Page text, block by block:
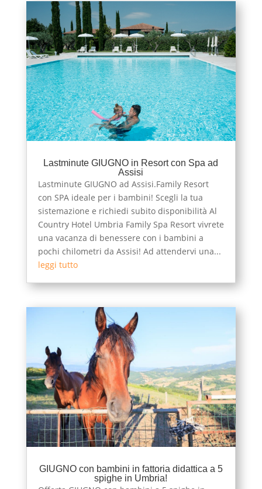
Lastminute GIUGNO in Resort con Spa ad
Assisi
Lastminute GIUGNO ad Assisi.Family Resort
con SPA ideale per i bambini! Scegli la tua
sistemazione e richiedi subito disponibilità Al
Country Hotel Umbria Family Spa Resort vivrete
una vacanza di benessere con i bambini a
pochi chilometri da Assisi! Ad attendervi una...
leggi tutto
GIUGNO con bambini in fattoria didattica a 5
spighe in Umbria!